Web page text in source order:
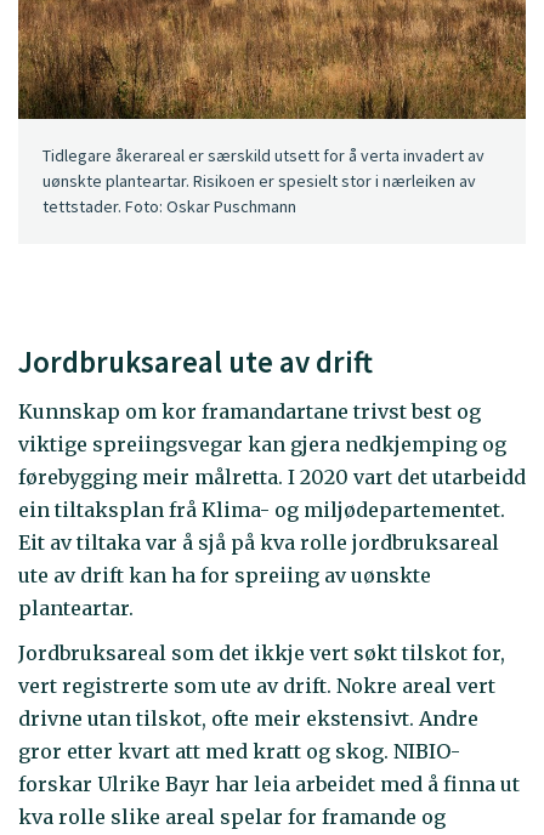
Tidlegare åkerareal er særskild utsett for å verta invadert av
uønskte planteartar. Risikoen er spesielt stor i nærleiken av
tettstader. Foto: Oskar Puschmann
Jordbruksareal ute av drift
Kunnskap om kor framandartane trivst best og
viktige spreiingsvegar kan gjera nedkjemping og
førebygging meir målretta. I 2020 vart det utarbeidd
ein tiltaksplan frå Klima- og miljødepartementet.
Eit av tiltaka var å sjå på kva rolle jordbruksareal
ute av drift kan ha for spreiing av uønskte
planteartar.
Jordbruksareal som det ikkje vert søkt tilskot for,
vert registrerte som ute av drift. Nokre areal vert
drivne utan tilskot, ofte meir ekstensivt. Andre
gror etter kvart att med kratt og skog. NIBIO-
forskar Ulrike Bayr har leia arbeidet med å finna ut
kva rolle slike areal spelar for framande og